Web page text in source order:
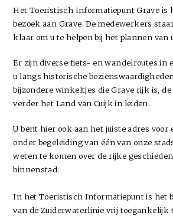
Het Toeristisch Informatiepunt Grave is
bezoek aan Grave. De medewerkers
klaar om u te helpen bij het plannen van
Er zijn diverse fiets- en wandelroutes in
u langs historische
bijzondere winkeltjes die Grave rijk is, de
verder het Land van Cuijk in leiden.
U bent hier ook aan het juiste adres voor
onder begeleiding van één van onze
weten te komen over de rijke
binnenstad.
In het Toeristisch Informatiepunt is het
van de Zuiderwaterlinie vrij toegankelijk